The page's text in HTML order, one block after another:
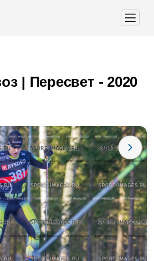
| Пересвет - 2020